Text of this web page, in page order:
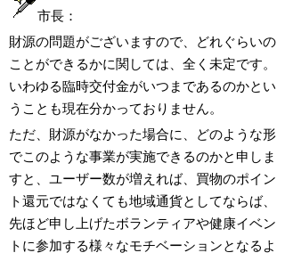
市長：
財源の問題がございますので、どれぐらいの
ことができるかに関しては、全く未定です。
いわゆる臨時交付金がいつまであるのかとい
うことも現在分かっておりません。
ただ、財源がなかった場合に、どのような形
でこのような事業が実施できるのかと申しま
すと、ユーザー数が増えれば、買物のポイン
ト還元ではなくても地域通貨としてならば、
先ほど申し上げたボランティアや健康イベン
トに参加する様々なモチベーションとなるよ